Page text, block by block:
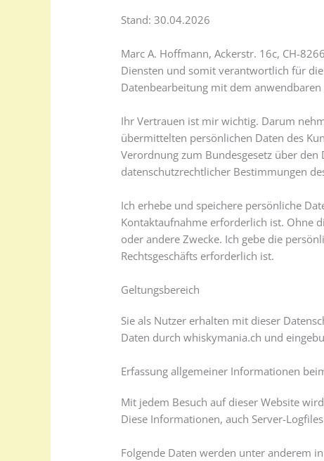
Stand: 30.04.2026
Marc A. Hoffmann, Ackerstr. 16c, CH-
Diensten und somit verantwortlich für
Datenbearbeitung mit dem anwendbaren
Ihr Vertrauen ist mir wichtig. Darum
übermittelten persönlichen Daten des
Verordnung zum Bundesgesetz über den
datenschutzrechtlicher Bestimmungen
Ich erhebe und speichere persönliche
Kontaktaufnahme erforderlich ist. Ohne
oder andere Zwecke. Ich gebe die
Rechtsgeschäfts erforderlich ist.
Geltungsbereich
Sie als Nutzer erhalten mit dieser
Daten durch whiskymania.ch und
Erfassung allgemeiner Informationen
Mit jedem Besuch auf dieser Website
Diese Informationen, auch Server-
Folgende Daten werden unter anderem